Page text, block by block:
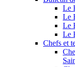
Le
Le
Le
Le
Chefs et